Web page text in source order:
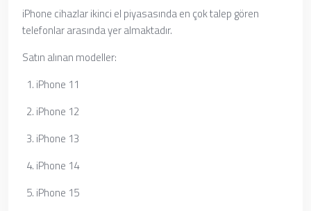
iPhone cihazlar ikinci el piyasasında en çok talep gören
telefonlar arasında yer almaktadır.
Satın alınan modeller:
iPhone 11
iPhone 12
iPhone 13
iPhone 14
iPhone 15